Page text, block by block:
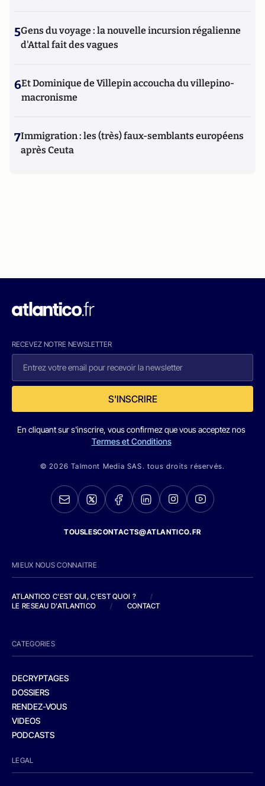
5Gens du voyage : la nouvelle incursion régalienne
d'Attal fait des vagues
6Et Dominique de Villepin accoucha du villepino-
macronisme
7Immigration : les (très) faux-semblants européens
après Ceuta
RECEVEZ NOTRE NEWSLETTER
S'INSCRIRE
En cliquant sur s'inscrire, vous confirmez que vous acceptez nos
Termes et Conditions
© 2026 Talmont Media SAS. tous droits réservés.
TOUSLESCONTACTS@ATLANTICO.FR
MIEUX NOUS CONNAITRE
ATLANTICO C'EST QUI, C'EST QUOI ?
/
LE RESEAU D'ATLANTICO
/ CONTACT
CATEGORIES
DECRYPTAGES
DOSSIERS
RENDEZ-VOUS
VIDEOS
PODCASTS
LEGAL